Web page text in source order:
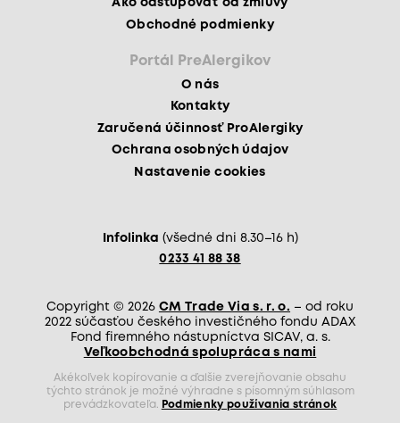
Ako odstupovať od zmluvy
Obchodné podmienky
Portál PreAlergikov
O nás
Kontakty
Zaručená účinnosť ProAlergiky
Ochrana osobných údajov
Nastavenie cookies
Infolinka (všedné dni 8.30–16 h)
0233 41 88 38
Copyright © 2026 CM Trade Via s. r. o. – od roku
2022 súčasťou českého investičného fondu ADAX
Fond firemného nástupníctva SICAV, a. s.
Veľkoobchodná spolupráca s nami
Akékoľvek kopírovanie a ďalšie zverejňovanie obsahu
týchto stránok je možné výhradne s písomným súhlasom
prevádzkovateľa.
Podmienky používania stránok